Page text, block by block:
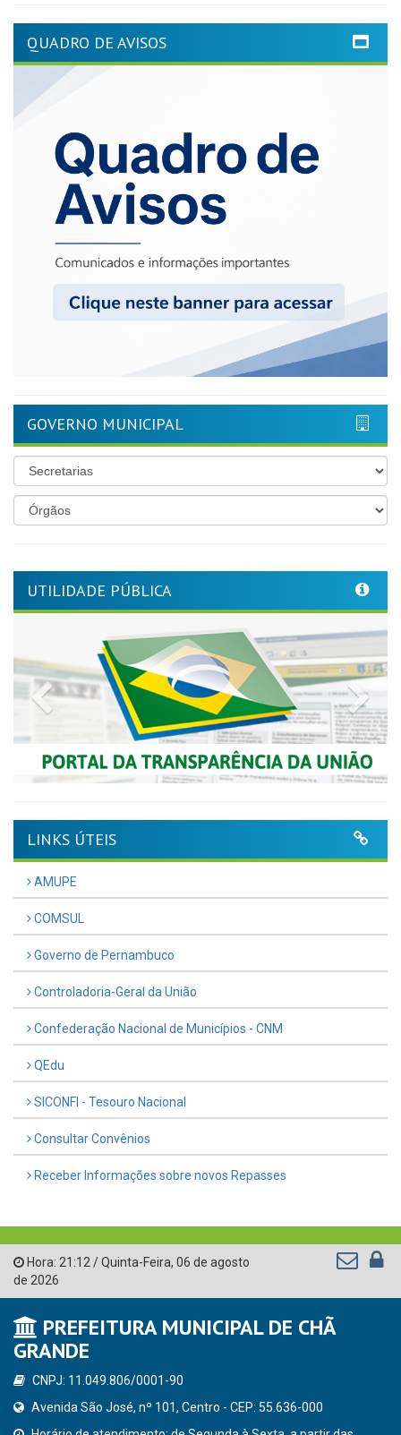
QUADRO DE AVISOS
GOVERNO MUNICIPAL
UTILIDADE PÚBLICA
Previous
LINKS ÚTEIS
AMUPE
COMSUL
Governo de Pernambuco
Controladoria-Geral da União
Confederação Nacional de Municípios - CNM
QEdu
SICONFI - Tesouro Nacional
Consultar Convênios
Receber Informações sobre novos Repasses
Hora: 21:12 /Quinta-Feira, 06 de agosto
de 2026
PREFEITURA MUNICIPAL DE CHÃ
GRANDE
CNPJ: 11.049.806/0001-90
Avenida São José, nº 101, Centro - CEP: 55.636-000